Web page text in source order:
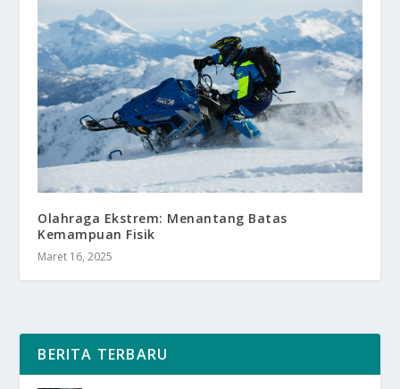
Olahraga Ekstrem: Menantang Batas
Kemampuan Fisik
Maret 16, 2025
BERITA TERBARU